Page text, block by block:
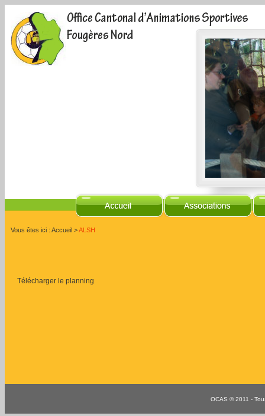
Vous êtes ici : Accueil >ALSH
Télécharger le planning
OCAS © 2011 -